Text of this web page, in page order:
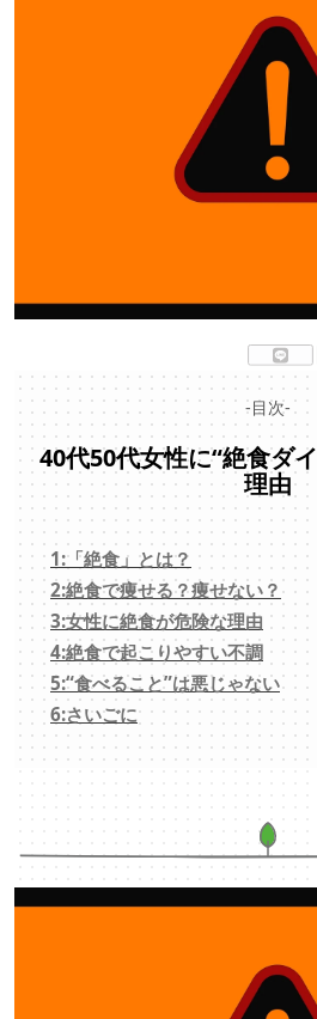
-目次-
40代50代女性に“絶食ダ
理由
1:「絶食」とは？
2:絶食で痩せる？痩せない？
3:女性に絶食が危険な理由
4:絶食で起こりやすい不調
5:“食べること”は悪じゃない
6:さいごに